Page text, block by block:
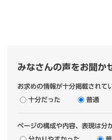
みなさんの声をお聞か
お求めの情報が十分掲載されて
十分だった 普通
ページの構成や内容、表現は分